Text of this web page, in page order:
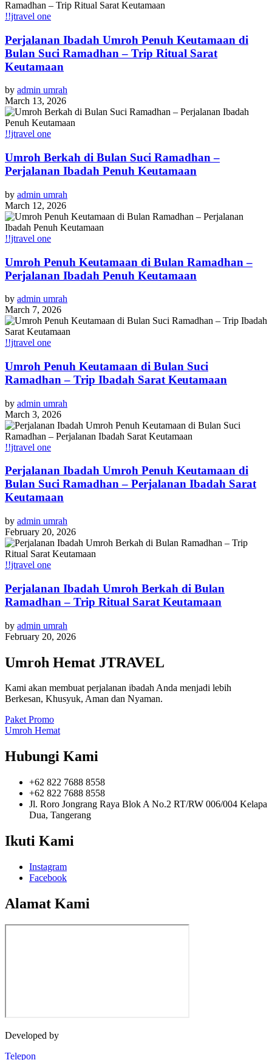
!!jtravel one
Perjalanan Ibadah Umroh Penuh Keutamaan di
Bulan Suci Ramadhan – Trip Ritual Sarat
Keutamaan
by admin umrah
March 13, 2026
!!jtravel one
Umroh Berkah di Bulan Suci Ramadhan –
Perjalanan Ibadah Penuh Keutamaan
by admin umrah
March 12, 2026
!!jtravel one
Umroh Penuh Keutamaan di Bulan Ramadhan –
Perjalanan Ibadah Penuh Keutamaan
by admin umrah
March 7, 2026
!!jtravel one
Umroh Penuh Keutamaan di Bulan Suci
Ramadhan – Trip Ibadah Sarat Keutamaan
by admin umrah
March 3, 2026
!!jtravel one
Perjalanan Ibadah Umroh Penuh Keutamaan di
Bulan Suci Ramadhan – Perjalanan Ibadah Sarat
Keutamaan
by admin umrah
February 20, 2026
!!jtravel one
Perjalanan Ibadah Umroh Berkah di Bulan
Ramadhan – Trip Ritual Sarat Keutamaan
by admin umrah
February 20, 2026
Umroh Hemat JTRAVEL
Kami akan membuat perjalanan ibadah Anda menjadi lebih
Berkesan, Khusyuk, Aman dan Nyaman.
Paket Promo
Umroh Hemat
Hubungi Kami
+62 822 7688 8558
+62 822 7688 8558
Jl. Roro Jongrang Raya Blok A No.2 RT/RW 006/004 Kelapa
Dua, Tangerang
Ikuti Kami
Instagram
Facebook
Alamat Kami
Developed by
Telepon